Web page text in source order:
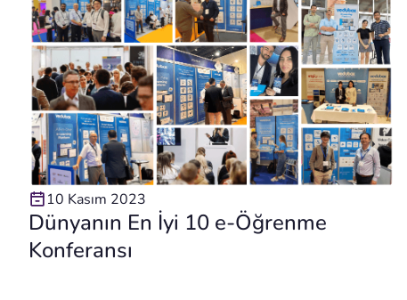
10 Kasım 2023
Dünyanın En İyi 10 e-Öğrenme
Konferansı